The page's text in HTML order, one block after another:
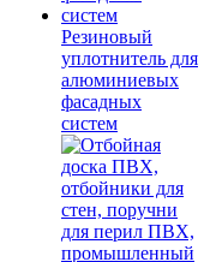
Резиновый
уплотнитель для
алюминиевых
фасадных
систем